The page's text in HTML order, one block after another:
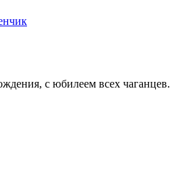
с юбилеем всех чаганцев.